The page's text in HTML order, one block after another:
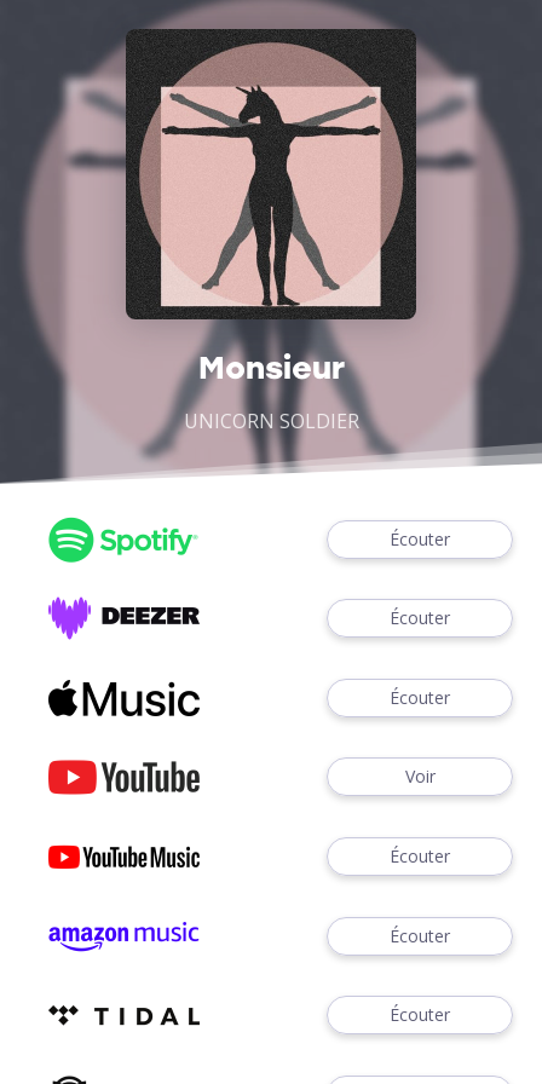
Monsieur
UNICORN SOLDIER
Écouter
Écouter
Écouter
Voir
Écouter
Écouter
Écouter